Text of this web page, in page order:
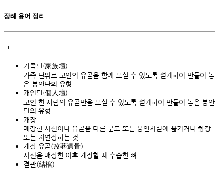
장례 용어 정리
ㄱ
가족단(家族壇)
가족 단위로 고인의 유골을 함께 모실 수 있도록 설계하여 만들어 놓
은 봉안단의 유형
개인단(個人壇)
고인 한 사람의 유골만을 모실 수 있도록 설계하여 만들어 놓은 봉안
단의 유형
개장
매장한 시신이나 유골을 다른 분묘 또는 봉안시설에 옮기거나 화장
또는 자연장하는 것
개장 유골(改葬遺骨)
시신을 매장한 이후 개장할 때 수습한 뼈
결관(結棺)